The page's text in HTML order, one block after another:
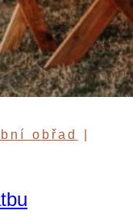
obřad